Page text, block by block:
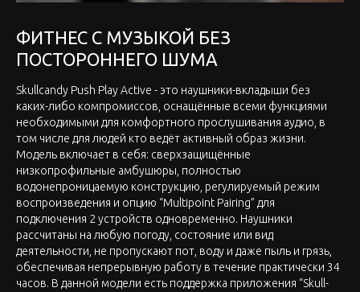
ФИТНЕС С МУЗЫКОЙ БЕЗ
ПОСТОРОННЕГО ШУМА
Skullcandy Push Play Active - это наушники-вкладыши без
каких-либо компромиссов, оснащённые всеми функциями
необходимыми для комфортного прослушивания аудио, в
том числе для людей кто ведёт активный образ жизни.
Модель включает в себя: сверхзащищённые
низкопрофильные амбушюры, полностью
водонепроницаемую конструкцию, регулируемый режим
воспроизведения и опцию “Multipoint Pairing” для
подключения 2 устройств одновременно. Наушники
рассчитаны на любую погоду, состояние или вид
деятельности, не пропускают пот, воду и даже пыль и грязь,
обеспечивая непрерывную работу в течение практически 34
часов. В данной модели есть поддержка приложения “Skull-